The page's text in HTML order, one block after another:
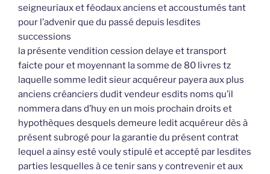
seigneuriaux et féodaux anciens et accoustumés tant
pour l’advenir que du passé depuis lesdites
successions
la présente vendition cession delaye et transport
faicte pour et moyennant la somme de 80 livres tz
laquelle somme ledit sieur acquéreur payera aux plus
anciens créanciers dudit vendeur esdits noms qu’il
nommera dans d’huy en un mois prochain droits et
hypothèques desquels demeure ledit acquéreur dès à
présent subrogé pour la garantie du présent contrat
lequel a ainsy esté vouly stipulé et accepté par lesdites
parties lesquelles à ce tenir sans y contrevenir et aux